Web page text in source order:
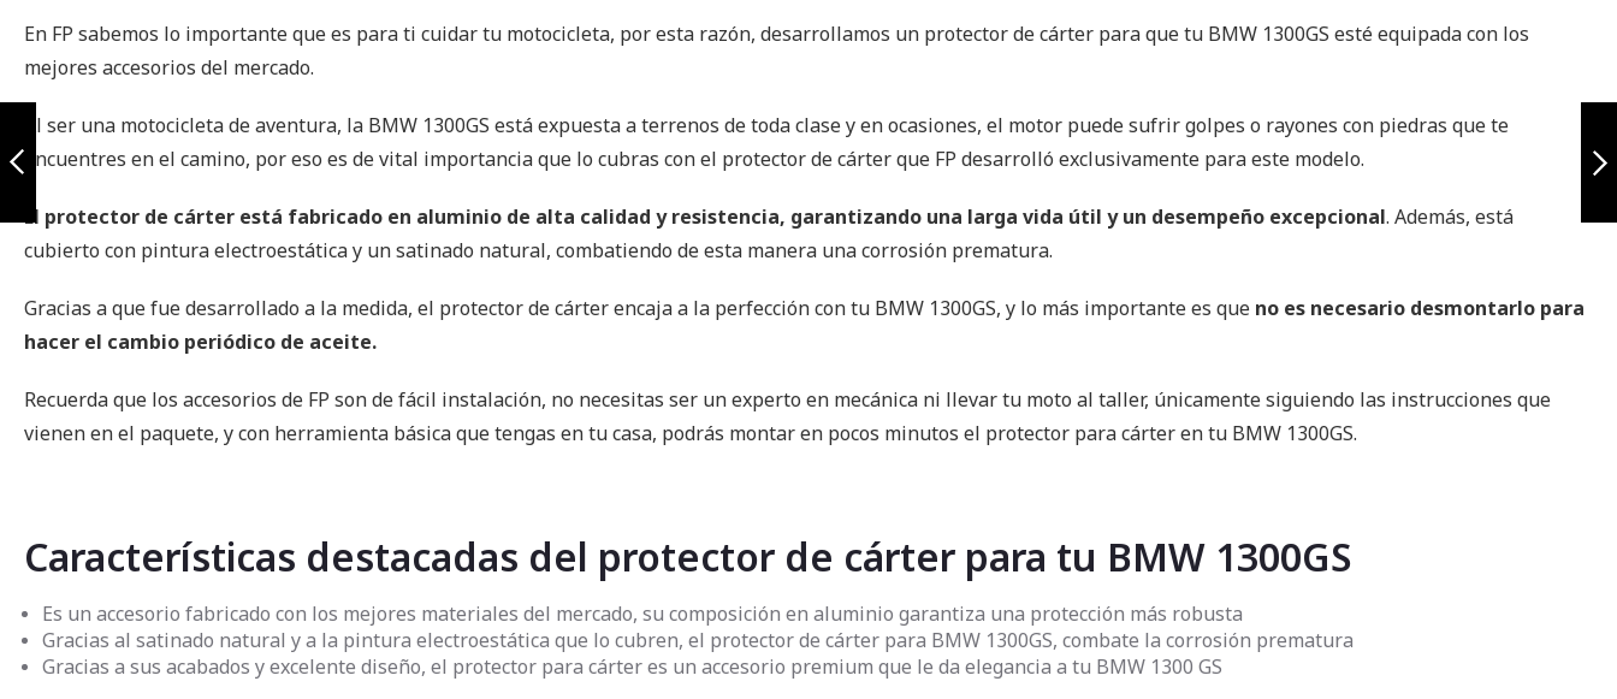
bmw r1300gs
Siguiente
superior bmw
r1300gs
Anterior
En FP sabemos lo importante que es para ti cuidar tu motocicleta, por esta razón, desarrollamos un protector de cárter para que tu BMW 1300GS esté equipada con los
mejores accesorios del mercado.
Al ser una motocicleta de aventura, la BMW 1300GS está expuesta a terrenos de toda clase y en ocasiones, el motor puede sufrir golpes o rayones con piedras que te
encuentres en el camino, por eso es de vital importancia que lo cubras con el protector de cárter que FP desarrolló exclusivamente para este modelo.
El protector de cárter está fabricado en aluminio de alta calidad y resistencia, garantizando una larga vida útil y un desempeño excepcional. Además, está
cubierto con pintura electroestática y un satinado natural, combatiendo de esta manera una corrosión prematura.
Gracias a que fue desarrollado a la medida, el protector de cárter encaja a la perfección con tu BMW 1300GS, y lo más importante es que no es necesario desmontarlo para
hacer el cambio periódico de aceite.
Recuerda que los accesorios de FP son de fácil instalación, no necesitas ser un experto en mecánica ni llevar tu moto al taller, únicamente siguiendo las instrucciones que
vienen en el paquete, y con herramienta básica que tengas en tu casa, podrás montar en pocos minutos el protector para cárter en tu BMW 1300GS.
Características destacadas del protector de cárter para tu BMW 1300GS
Es un accesorio fabricado con los mejores materiales del mercado, su composición en aluminio garantiza una protección más robusta
Gracias al satinado natural y a la pintura electroestática que lo cubren, el protector de cárter para BMW 1300GS, combate la corrosión prematura
Gracias a sus acabados y excelente diseño, el protector para cárter es un accesorio premium que le da elegancia a tu BMW 1300 GS